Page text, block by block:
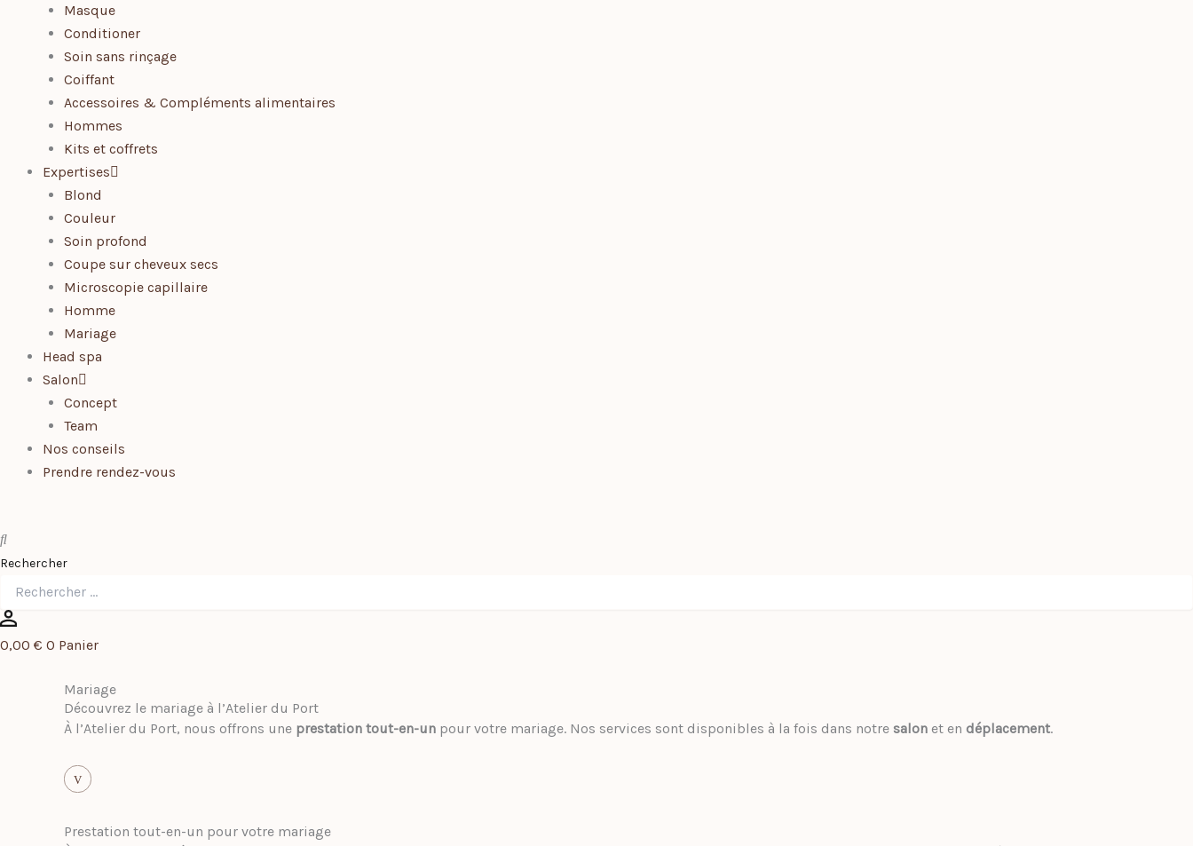
Masque
Conditioner
Soin sans rinçage
Coiffant
Accessoires & Compléments alimentaires
Hommes
Kits et coffrets
Expertises
Blond
Couleur
Soin profond
Coupe sur cheveux secs
Microscopie capillaire
Homme
Mariage
Head spa
Salon
Concept
Team
Nos conseils
Prendre rendez-vous
Rechercher
0,00 € 0 Panier
Mariage
Découvrez le mariage à l’Atelier du Port
À l’Atelier du Port, nous offrons une prestation tout-en-un pour votre mariage. Nos services sont disponibles à la fois dans notre salon et en déplacement.
V
Prestation tout-en-un pour votre mariage